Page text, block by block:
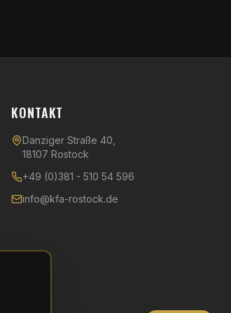
KONTAKT
Danziger Straße 40,
18107 Rostock
+49 (0)381 - 510 54 596
info@kfa-rostock.de